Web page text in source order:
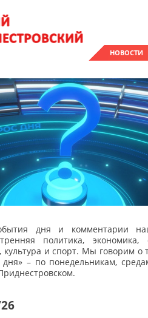
НОВОСТИ
дня и комментарии
политика, экономика,
культура и спорт. Мы говорим о
дня» – по понедельникам,